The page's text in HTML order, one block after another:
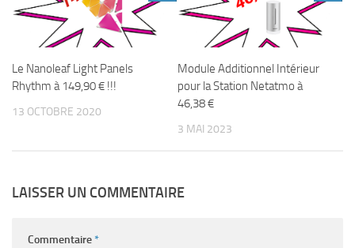
Le Nanoleaf Light Panels
Rhythm à 149,90 € !!!
13 OCTOBRE 2020
Module Additionnel Intérieur
pour la Station Netatmo à
46,38 €
3 MAI 2023
LAISSER UN COMMENTAIRE
Commentaire*